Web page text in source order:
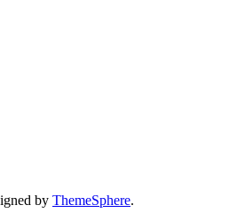
by ThemeSphere.